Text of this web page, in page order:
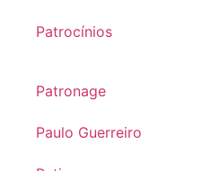
Patrocínios
Patronage
Paulo Guerreiro